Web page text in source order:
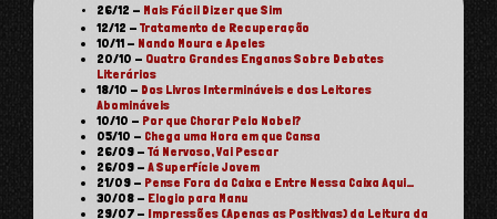
26/12 - Mais Fácil Dizer que Sim
12/12 -Tratamento de Recuperação
10/11 - Nando Moura e Apeles
20/10 - Quatro Grandes Enganos Sobre Debates
Literários
18/10 - Dos Livros Intermináveis e dos Leitores
Abomináveis
10/10 - Por que Chorar Pelo Nobel?
05/10 - Chega uma Hora em que Cansa
26/09 -Tá Nervoso, Vai Pescar
26/09 -A Superfície Jovem
21/09 - Pense Fora da Caixa e Entre Nessa Caixa Aqui…
30/08 - Elogio para Manu
29/07 - Impressões (Apenas as Positivas) da Leitura da